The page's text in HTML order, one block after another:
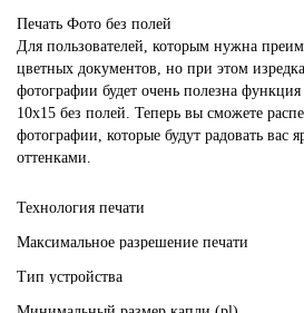
Печать Фото без полей
Для пользователей, которым нужна
цветных документов, но при этом изредка
фотографии будет очень полезна
10х15 без полей. Теперь вы сможете
фотографии, которые будут радовать вас
оттенками.
Технология печати
Максимальное разрешение печати
Тип устройства